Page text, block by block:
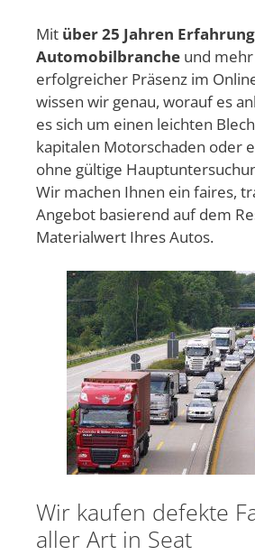
Mit über 25 Jahren
Automobilbranche und mehr
erfolgreicher Präsenz im
wissen wir genau, worauf es
es sich um einen leichten
kapitalen Motorschaden oder
ohne gültige
Wir machen Ihnen ein faires,
Angebot basierend auf dem
Materialwert Ihres Autos.
Wir kaufen defekte
aller Art in Seat